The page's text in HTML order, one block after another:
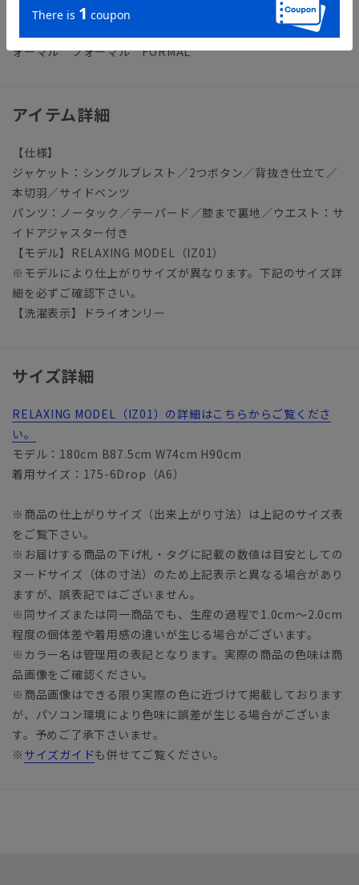
ビジネス 冠婚葬祭 結婚式 礼服 礼装 喪服 ブラックフ
ォーマル フォーマル FORMAL
アイテム詳細
【仕様】
ジャケット：シングルブレスト／2つボタン／背抜き仕立て／
本切羽／サイドベンツ
パンツ：ノータック／テーパード／膝まで裏地／ウエスト：サ
イドアジャスター付き
【モデル】RELAXING MODEL（IZ01）
※モデルにより仕上がりサイズが異なります。下記のサイズ詳
細を必ずご確認下さい。
【洗濯表示】ドライオンリー
サイズ詳細
RELAXING MODEL（IZ01）の詳細はこちらからご覧くださ
い。
モデル：180cm B87.5cm W74cm H90cm
着用サイズ：175-6Drop（A6）
※商品の仕上がりサイズ（出来上がり寸法）は上記のサイズ表
をご覧下さい。
※お届けする商品の下げ札・タグに記載の数値は目安としての
ヌードサイズ（体の寸法）のため上記表示と異なる場合があり
ますが、誤表記ではございません。
※同サイズまたは同一商品でも、生産の過程で1.0cm～2.0cm
程度の個体差や着用感の違いが生じる場合がございます。
※カラー名は管理用の表記となります。実際の商品の色味は商
品画像をご確認ください。
※商品画像はできる限り実際の色に近づけて掲載しております
が、パソコン環境により色味に誤差が生じる場合がございま
す。予めご了承下さいませ。
※ サイズガイドも併せてご覧ください。